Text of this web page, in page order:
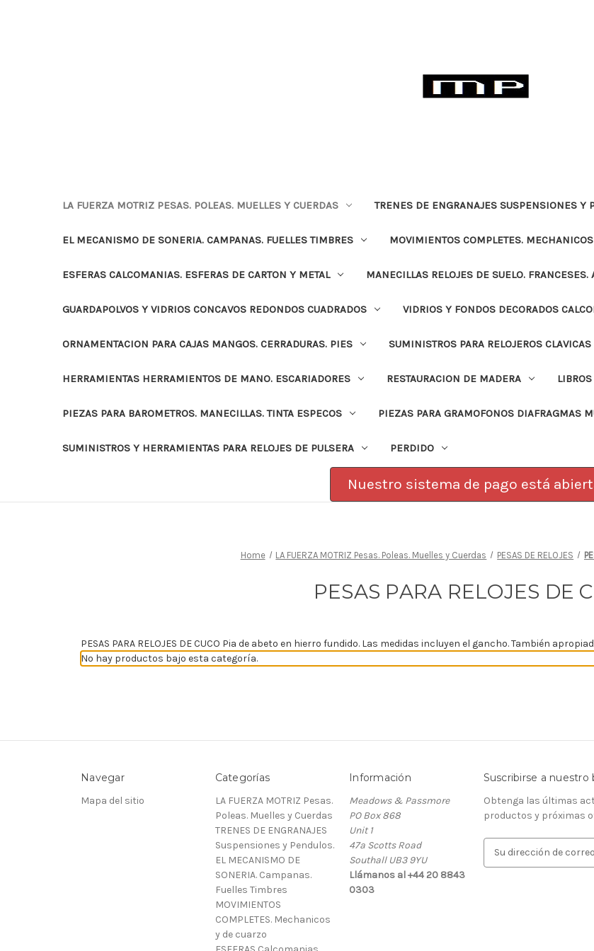
LA FUERZA MOTRIZ PESAS. POLEAS. MUELLES Y CUERDAS TRENES DE ENGRANAJES SUSPENSIONES Y
EL MECANISMO DE SONERIA. CAMPANAS. FUELLES TIMBRES MOVIMIENTOS COMPLETES.
ESFERAS CALCOMANIAS. ESFERAS DE CARTON Y METAL MANECILLAS RELOJES DE SUELO.
GUARDAPOLVOS Y VIDRIOS CONCAVOS REDONDOS CUADRADOS VIDRIOS Y FONDOS DECORADOS
ORNAMENTACION PARA CAJAS MANGOS. CERRADURAS. PIES SUMINISTROS PARA RELOJEROS
HERRAMIENTAS HERRAMIENTOS DE MANO. ESCARIADORES RESTAURACION DE MADERA LIBROS
PIEZAS PARA BAROMETROS. MANECILLAS. TINTA ESPECOS PIEZAS PARA GRAMOFONOS DIAFRAGMAS
SUMINISTROS Y HERRAMIENTAS PARA RELOJES DE PULSERA PERDIDO
Nuestro sistema de pago está
Home LA FUERZA MOTRIZ Pesas. Poleas. Muelles y Cuerdas PESAS DE RELOJES
PESAS PARA RELOJES DE
PESAS PARA RELOJES DE CUCO Pia de abeto en hierro fundido. Las medidas incluyen el gancho. También
No hay productos bajo esta categoría.
Navegar
Mapa del sitio
Categorías
LA FUERZA MOTRIZ Pesas.
Poleas. Muelles y Cuerdas
TRENES DE ENGRANAJES
Suspensiones y Pendulos.
EL MECANISMO DE
SONERIA. Campanas.
Fuelles Timbres
MOVIMIENTOS
COMPLETES. Mechanicos
y de cuarzo
Información
Meadows & Passmore
PO Box 868
Unit 1
47a Scotts Road
Southall UB3 9YU
Llámanos al +44 20 8843
0303
Suscribirse a nuestro
Obtenga las últimas
productos y próximas